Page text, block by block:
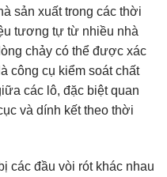
sản xuất trong các thời
tương tự từ nhiều nhà
chảy có thể được xác
công cụ kiểm soát chất
các lô, đặc biệt quan
và dính kết theo thời
các đầu vòi rót khác nhau